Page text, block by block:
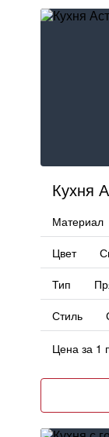
Кухня
Материал
Цвет
Тип
Стиль
Цена за 1